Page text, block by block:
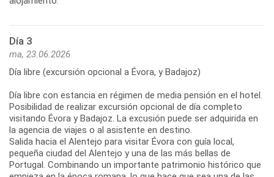
Día 3
ma, 23.06.2026
Día libre (excursión opcional a Évora, y Badajoz)
Día libre con estancia en régimen de media pensión en el hotel.
Posibilidad de realizar excursión opcional de día completo
visitando Évora y Badajoz. La excusión puede ser adquirida en
la agencia de viajes o al asistente en destino.
Salida hacia el Alentejo para visitar Évora con guía local,
pequeña ciudad del Alentejo y una de las más bellas de
Portugal. Combinando un importante patrimonio histórico que